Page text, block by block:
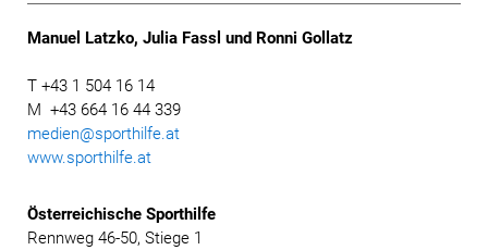
Manuel Latzko, Julia Fassl und Ronni Gollatz
T +43 1 504 16 14
M +43 664 16 44 339
medien@sporthilfe.at
www.sporthilfe.at
Österreichische Sporthilfe
Rennweg 46-50, Stiege 1